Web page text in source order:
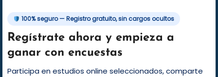
100% seguro — Registro gratuito, sin cargos ocultos
Regístrate ahora y empieza a
ganar con encuestas
Participa en estudios online seleccionados, comparte